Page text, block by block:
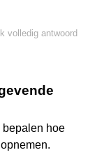
volledig antwoord
bepalen hoe